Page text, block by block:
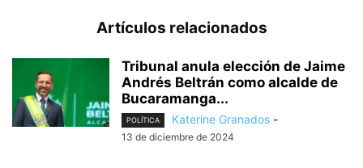
Artículos relacionados
Tribunal anula elección de Jaime
Andrés Beltrán como alcalde de
Bucaramanga...
POLÍTICA Katerine Granados -
13 de diciembre de 2024